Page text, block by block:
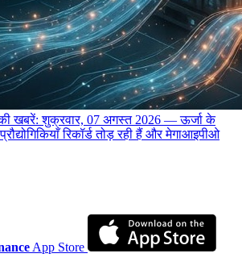
की खबरें: शुक्रवार, 07 अगस्त 2026 — ऊर्जा के
रिकॉर्ड तोड़ रही हैं और मेगाआइपीओ
App Store